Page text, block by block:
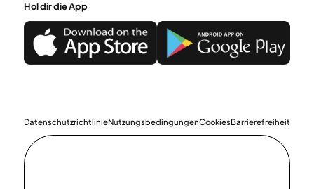
Hol dir die App
DatenschutzrichtlinieNutzungsbedingungenCookiesBarrierefreiheit